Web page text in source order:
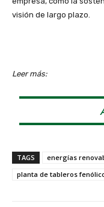
visión de largo plazo.
Leer más:
TAGS energías
planta de tableros